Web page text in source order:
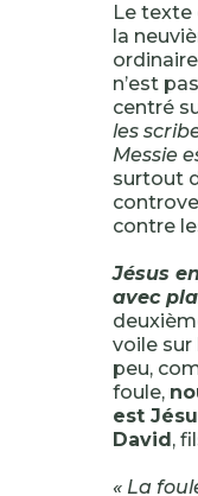
Le texte
la
n’est
centré
les
Messie
surtout
contre
Jésus
avec
voile sur
peu,
foule,
est
David,
« La